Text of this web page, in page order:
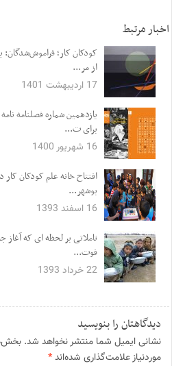
اخبار مرتبط
کودکان کار؛ فراموش‌شدگان:
از مر...
17 اردیبهشت 1401
یازدهمین شماره فصلنامه
برای ت...
16 شهریور 1400
افتتاح خانه علم کودکان کار
بوشهر...
16 اسفند 1393
تاملاتی بر لحظه ای که آغاز
فوت...
22 خرداد 1393
دیدگاهتان را بنویسید
نشانی ایمیل شما منتشر نخواهد شد.
موردنیاز علامت‌گذاری شده‌اند*